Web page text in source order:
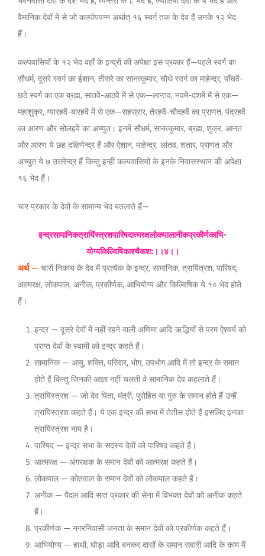
वैमानिक देवों में से जो कल्पोपपन्न अर्थात् १६ स्वर्ग तक के देव हैं उनके १२ भेद
हैं।
कल्पवासियों के १२ भेद वहाँ के इन्द्रों की अपेक्षा इस प्रकार हैं—पहले स्वर्ग का
सौधर्म, दूसरे स्वर्ग का ईशान, तीसरे का सानत्कुमार, चौथे स्वर्ग का माहेन्द्र, पाँचवें-
छठे स्वर्ग का एक ब्रह्म, सातवें-आठवें में से एक—लान्तव, नवमें-दशमें में से एक—
महाशुक्र, ग्यारहवें-बारहवें में से एक—सहस्रार, तेरहवें-चौदहवें का प्राणत, पंद्रहवें
का आरण और सोलहवें का अच्युत। इनमें सौधर्म, सानत्कुमार, ब्रह्म, शुक्र, आनत
और आरण ये छह दक्षिणेन्द्र हैं और ऐशान, माहेन्द्र, लांतव, शतार, प्राणत और
अच्युत ये ७ उत्तरेन्द्र हैं किन्तु इन्हीं कल्पवासियों के इनके निवासस्थान की अपेक्षा
१६ भेद हैं।
चार प्रकार के देवों के सामान्य भेद बतलाते हैं—
इन्द्रसामानिकत्रायिंंस्त्रशपारिषदात्मरक्षलोकपालानीकप्रकीर्णकाभि-
योग्यकिल्विषिकाश्चैकश:।।४।।
अर्थ— चारों निकाय के देव में प्रत्येक के इन्द्र, सामानिक, त्रायिंत्रश, पारिषद्,
आत्मरक्ष, लोकपाल, अनीक, प्रकीर्णक, आभियोग्य और किल्विषिक ये १० भेद होते
हैं।
इन्द्र — दूसरे देवों में नहीं रहने वाली अणिमा आदि ऋद्धियों से परम ऐश्वर्य को
प्राप्त देवों के स्वामी को इन्द्र कहते हैं।
सामानिक — आयु, शक्ति, परिवार, भोग, उपभोग आदि में तो इन्द्र के समान
होते हैं किन्तु जिनकी आज्ञा नहीं चलती वे सामानिक देव कहलाते हैं।
त्रायिंस्त्रश — जो देव पिता, मंत्री, पुरोहित या गुरु के समान होते हैं उन्हें
त्रायिंस्त्रश कहते हैं। ये एक इन्द्र की सभा में तेतीस होते हैं इसलिए इनका
त्रायिंस्त्रश नाम है।
पारिषद — इन्द्र सभा के सदस्य देवों को पारिषद कहते हैं।
आत्मरक्ष — अंगरक्षक के समान देवों को आत्मरक्ष कहते हैं।
लोकपाल — कोतवाल के समान देवों को लोकपाल कहते हैं।
अनीक — पैदल आदि सात प्रकार की सेना में विभक्त देवों को अनीक कहते
हैं।
प्रकीर्णक — नगरनिवासी जनता के समान देवों को प्रकीर्णक कहते हैं।
आभियोग्य — हाथी, घोड़ा आदि बनकर दासों के समान सवारी आदि के काम में